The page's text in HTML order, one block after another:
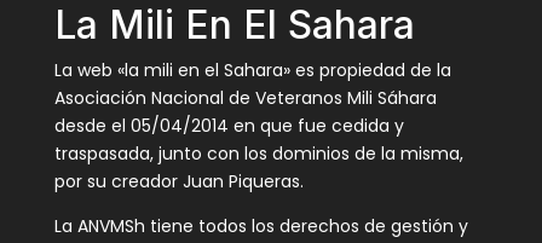
La Mili En El Sahara
La web «la mili en el Sahara» es propiedad de la
Asociación Nacional de Veteranos Mili Sáhara
desde el 05/04/2014 en que fue cedida y
traspasada, junto con los dominios de la misma,
por su creador Juan Piqueras.
La ANVMSh tiene todos los derechos de gestión y